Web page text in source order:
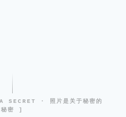
· 照片是关于秘密的
秘密 ]